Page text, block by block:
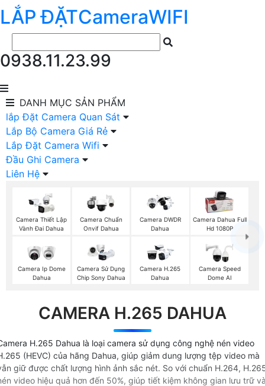
LẮP ĐẶTCameraWIFI
0938.11.23.99
DANH MỤC SẢN PHẨM
lắp Đặt Camera Quan Sát
Lắp Bộ Camera Giá Rẻ
Lắp Đặt Camera Wifi
Đầu Ghi Camera
Liên Hệ
Camera Thiết Lập
Vành Đai Dahua
Camera Chuẩn
Onvif Dahua
Camera DWDR
Dahua
Camera Dahua Full
Hd 1080P
Camera Ip Dome
Dahua
Camera Sử Dụng
Chip Sony Dahua
Camera H.265
Dahua
Camera Speed
Dome AI
CAMERA H.265 DAHUA
H.265 Dahua là loại camera sử dụng công nghệ nén video
(HEVC) của hãng Dahua, giúp giảm dung lượng tệp video mà
giữ được chất lượng hình ảnh sắc nét. So với chuẩn H.264,
video hiệu quả hơn đến 50%, giúp tiết kiệm không gian lưu trữ